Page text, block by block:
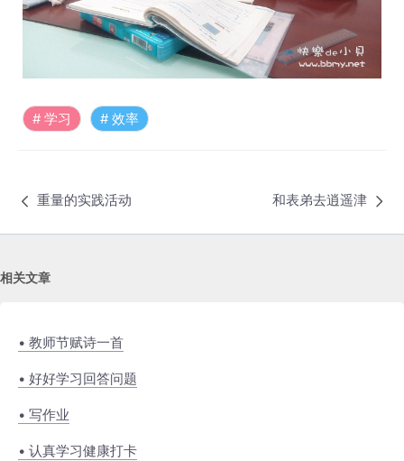
学习 效率
重量的实践活动 和表弟去逍遥津
相关文章
• 教师节赋诗一首
• 好好学习回答问题
• 写作业
• 认真学习健康打卡